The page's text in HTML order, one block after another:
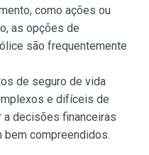
como ações ou
as opções de
são frequentemente
de seguro de vida
e difíceis de
a decisões financeiras
bem compreendidos.